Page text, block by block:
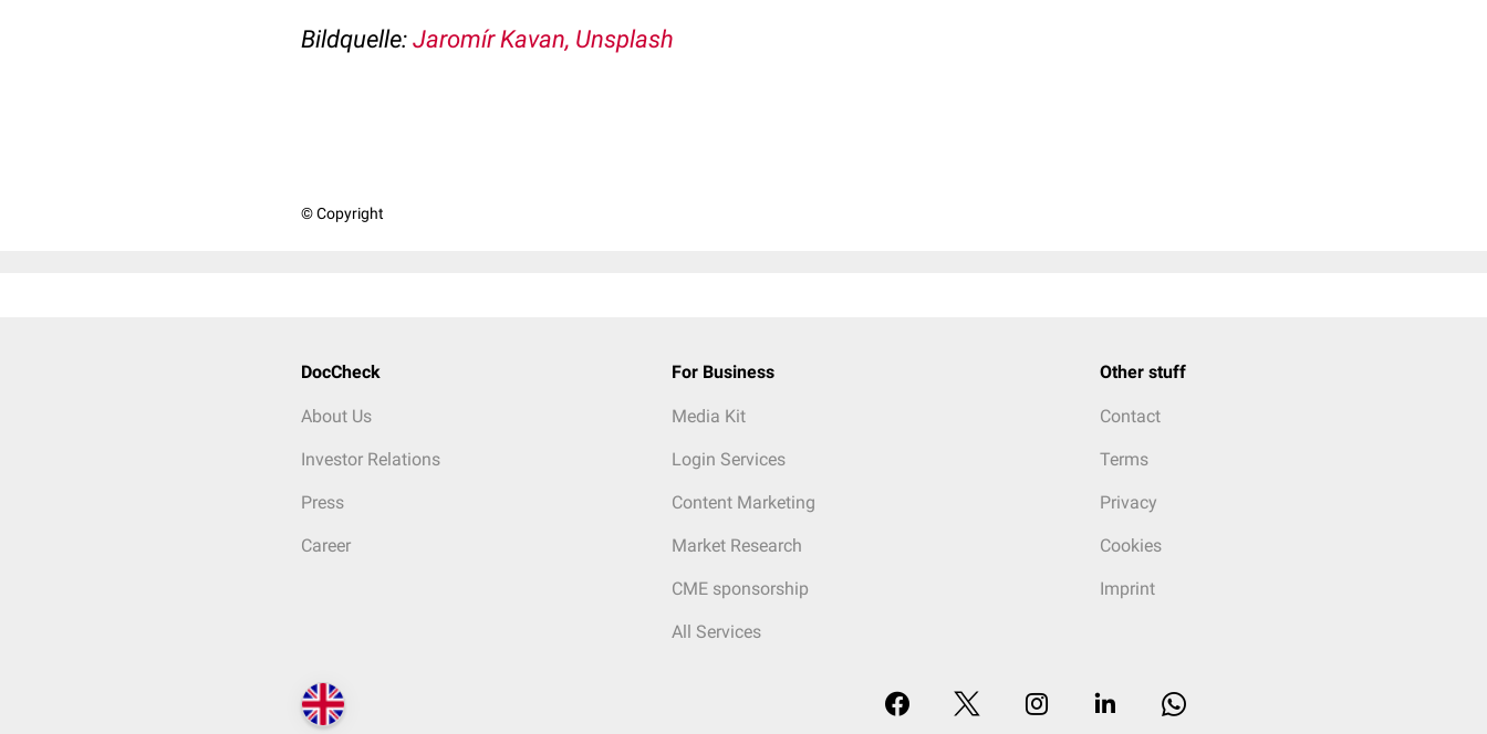
Bildquelle: Jaromír Kavan, Unsplash
© Copyright
DocCheck
About Us
Investor Relations
Press
Career
For Business
Media Kit
Login Services
Content Marketing
Market Research
CME sponsorship
All Services
Other stuff
Contact
Terms
Privacy
Cookies
Imprint